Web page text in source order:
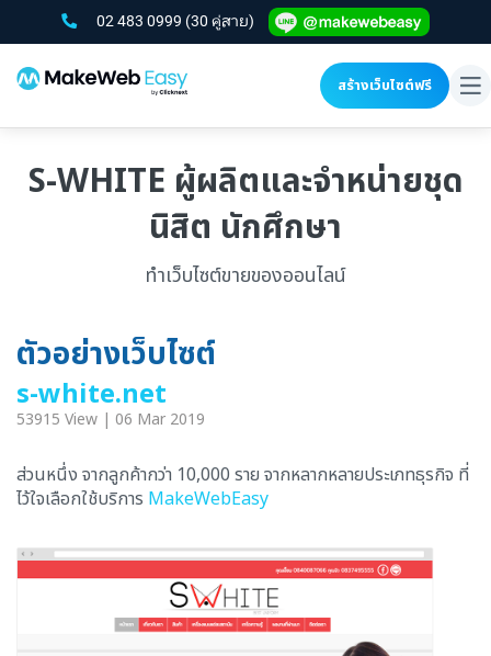
02 483 0999 (30 คู่สาย)
สร้างเว็บไซต์ฟรี
S-WHITE ผู้ผลิตและจำหน่ายชุด
นิสิต นักศึกษา
ทำเว็บไซต์ขายของออนไลน์
ตัวอย่างเว็บไซต์
s-white.net
53915 View | 06 Mar 2019
ส่วนหนึ่ง จากลูกค้ากว่า 10,000 ราย จากหลากหลายประเภทธุรกิจ ที่
ไว้ใจเลือกใช้บริการ MakeWebEasy